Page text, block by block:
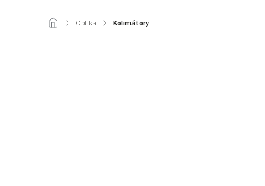
/ Optika / Kolimátory